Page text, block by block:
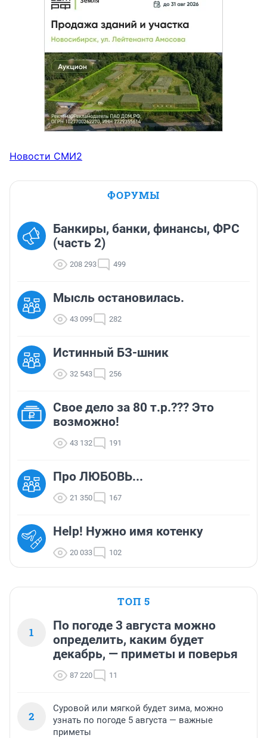
Новости СМИ2
ФОРУМЫ
Банкиры, банки, финансы, ФРС
(часть 2)
208 293 499
Мысль остановилась.
43 099 282
Истинный БЗ-шник
32 543 256
Свое дело за 80 т.р.??? Это
возможно!
43 132 191
Про ЛЮБОВЬ...
21 350 167
Help! Нужно имя котенку
20 033 102
ТОП 5
1
По погоде 3 августа можно
определить, каким будет
декабрь, — приметы и поверья
87 220 11
2
Суровой или мягкой будет зима, можно
узнать по погоде 5 августа — важные
приметы